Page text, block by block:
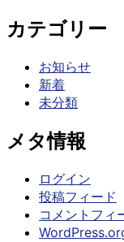
カテゴリー
お知らせ
新着
未分類
メタ情報
ログイン
投稿フィード
コメントフィ